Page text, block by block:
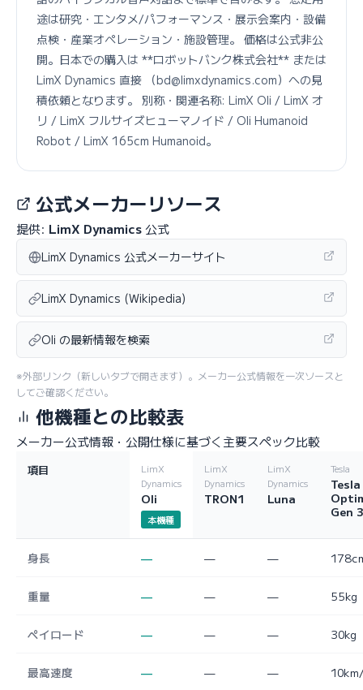
途は研究・エンタメ/パフォーマンス・展示会案内・設備
点検・産業オペレーション・施設管理。 価格は公式非公
開。日本での購入は **ロボットバンク株式会社** または
LimX Dynamics 直接 （bd@limxdynamics.com）への見
積依頼となります。 別称・関連名称: LimX Oli / LimX オ
リ / LimX フルサイズヒューマノイド / Oli Humanoid
Robot / LimX 165cm Humanoid。
公式メーカーリソース
提供: LimX Dynamics公式
LimX Dynamics 公式メーカーサイト
LimX Dynamics (Wikipedia)
Oli の最新情報を検索
※外部リンク（新しいタブで開きます）。メーカー公式情報を一次ソースと
してご確認ください。
他機種との比較表
メーカー公式情報・公開仕様に基づく主要スペック比較
項目
LimX
Dynamics
Oli
本機種
LimX
Dynamics
TRON1
LimX
Dynamics
Luna
Tesla
Tesla
Gen 3
身長 — — —
重量 — — — 55kg
ペイロード — — — 30kg
最高速度 — — —